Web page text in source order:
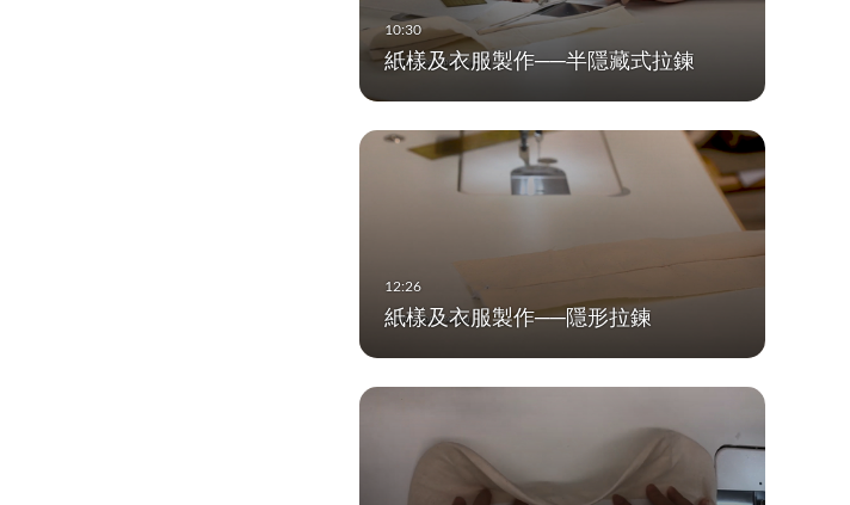
紙樣及衣服製作──半隱藏式拉鍊
紙樣及衣服製作──隱形拉鍊